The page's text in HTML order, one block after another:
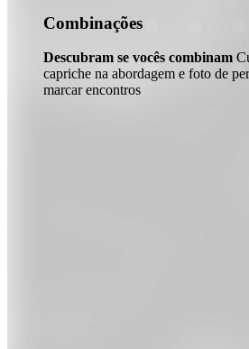
Combinações
Descubram se vocês combinam
capriche na abordagem e foto de
marcar encontros